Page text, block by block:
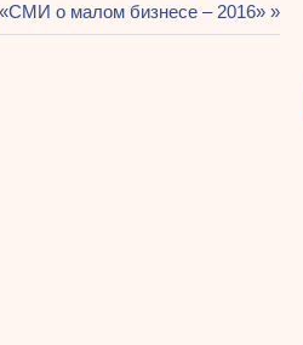
о малом бизнесе – 2016»